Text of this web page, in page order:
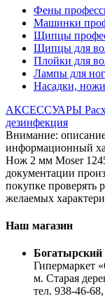
Фены
Машинки
Щипцы
Щипцы для
Плойки для
Лампы для
Насадки,
АКСЕССУАРЫ
дезинфекция
Внимание:
информационный
Нож 2 мм Moser
документации
покупке проверять
желаемых
Наш магазин
Богатырский
Гипермаркет
м. Старая
тел. 938-46-